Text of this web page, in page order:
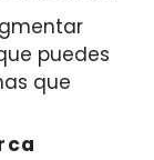
puedes
que